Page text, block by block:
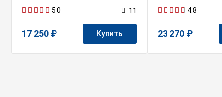
5.0 11
17 250 ₽ Купить
4.8
23 270 ₽